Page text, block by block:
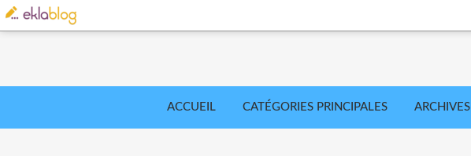
ACCUEIL CATÉGORIES PRINCIPALES ARCHIVES